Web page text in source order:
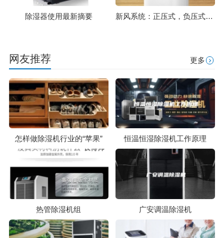
除湿器使用最新摘要 新风系统：正压式，负压式，双向流，全热交换，壁挂式如何选择？
网友推荐 更多
怎样做除湿机行业的“苹果” 恒温恒湿除湿机工作原理
热管除湿机组 广安调温除湿机